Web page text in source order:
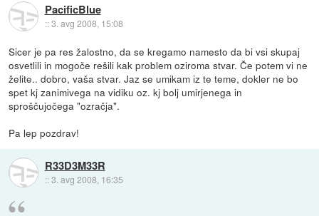
PacificBlue
::3. avg 2008, 15:08
Sicer je pa res žalostno, da se kregamo namesto da bi vsi skupaj
osvetlili in mogoče rešili kak problem oziroma stvar. Če potem vi ne
želite.. dobro, vaša stvar. Jaz se umikam iz te teme, dokler ne bo
spet kj zanimivega na vidiku oz. kj bolj umirjenega in
sproščujočega "ozračja".
Pa lep pozdrav!
R33D3M33R
::3. avg 2008, 16:35